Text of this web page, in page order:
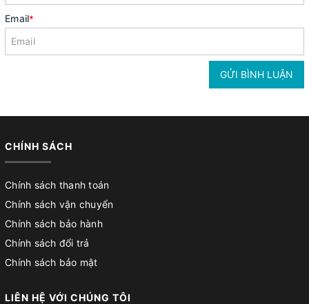
Email*
GỬI BÌNH LUẬN
CHÍNH SÁCH
Chính sách thanh toán
Chính sách vận chuyển
Chính sách bảo hành
Chính sách đổi trả
Chính sách bảo mật
LIÊN HỆ VỚI CHÚNG TÔI